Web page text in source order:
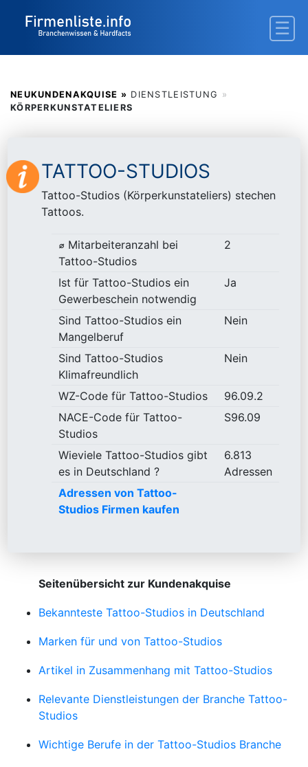
NEUKUNDENAKQUISE » DIENSTLEISTUNG »
KÖRPERKUNSTATELIERS
TATTOO-STUDIOS
Tattoo-Studios (Körperkunstateliers) stechen
Tattoos.
⌀ Mitarbeiteranzahl bei
Tattoo-Studios
2
Ist für Tattoo-Studios ein
Gewerbeschein notwendig
Ja
Sind Tattoo-Studios ein
Mangelberuf
Nein
Sind Tattoo-Studios
Klimafreundlich
Nein
WZ-Code für Tattoo-Studios
96.09.2
NACE-Code für Tattoo-
Studios
S96.09
Wieviele Tattoo-Studios gibt
es in Deutschland ?
6.813
Adressen
Adressen von Tattoo-
Studios Firmen kaufen
Seitenübersicht zur Kundenakquise
Bekannteste Tattoo-Studios in Deutschland
Marken für und von Tattoo-Studios
Artikel in Zusammenhang mit Tattoo-Studios
Relevante Dienstleistungen der Branche Tattoo-
Studios
Wichtige Berufe in der Tattoo-Studios Branche